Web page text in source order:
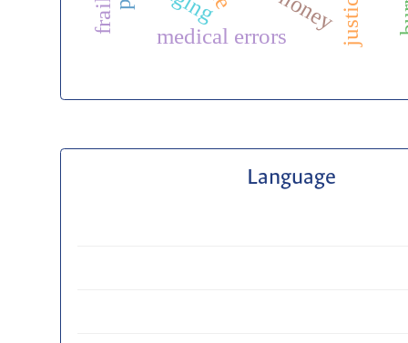
medical errors justice
Language